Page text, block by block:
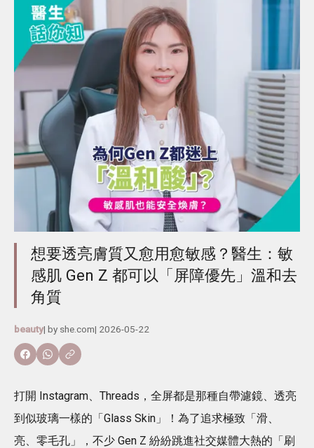
想要透亮膚質又愈用愈敏感？醫生：敏
感肌 Gen Z 都可以「屏障優先」溫和去
角質
beauty| by she.com| 2026-05-22
打開 Instagram、Threads，全屏都是那種自帶濾鏡、透亮
到似玻璃一樣的「Glass Skin」！為了追求極致「滑、
亮、零毛孔」，不少 Gen Z 紛紛跳進社交媒體大熱的「刷